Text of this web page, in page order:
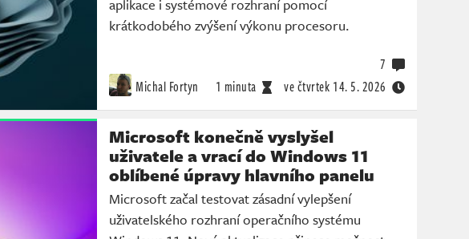
aplikace i systémové rozhraní pomocí
krátkodobého zvýšení výkonu procesoru.
Michal Fortyn 1 minuta ve čtvrtek 14. 5. 2026
7
Microsoft konečně vyslyšel
uživatele a vrací do Windows 11
oblíbené úpravy hlavního panelu
Microsoft začal testovat zásadní vylepšení
uživatelského rozhraní operačního systému